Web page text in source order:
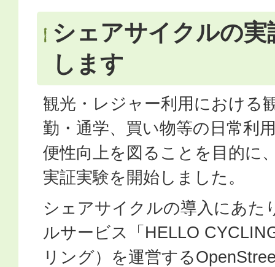
シェアサイクルの実
します
観光・レジャー利用における
勤・通学、買い物等の日常利
便性向上を図ることを目的に
実証実験を開始しました。
シェアサイクルの導入にあた
ルサービス「HELLO
リング）を運営する